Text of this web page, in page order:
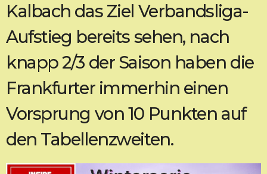
Kalbach das Ziel Verbandsliga-
Aufstieg bereits sehen, nach
knapp 2/3 der Saison haben die
Frankfurter immerhin einen
Vorsprung von 10 Punkten auf
den Tabellenzweiten.